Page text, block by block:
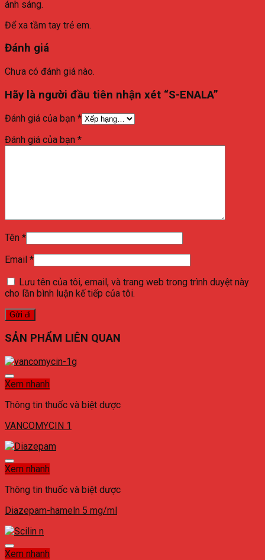
ánh sáng.
Để xa tầm tay trẻ em.
Đánh giá
Chưa có đánh giá nào.
Hãy là người đầu tiên nhận xét “S-ENALA”
Đánh giá của bạn *
Đánh giá của bạn *
Tên *
Email *
Lưu tên của tôi, email, và trang web trong trình duyệt này
cho lần bình luận kế tiếp của tôi.
SẢN PHẨM LIÊN QUAN
Xem nhanh
Thông tin thuốc và biệt dược
VANCOMYCIN 1
Xem nhanh
Thông tin thuốc và biệt dược
Diazepam-hameln 5 mg/ml
Xem nhanh